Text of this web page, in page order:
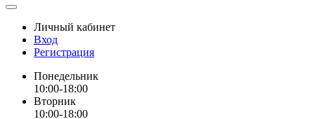
Личный кабинет
Вход
Регистрация
Понедельник
10:00-18:00
Вторник
10:00-18:00